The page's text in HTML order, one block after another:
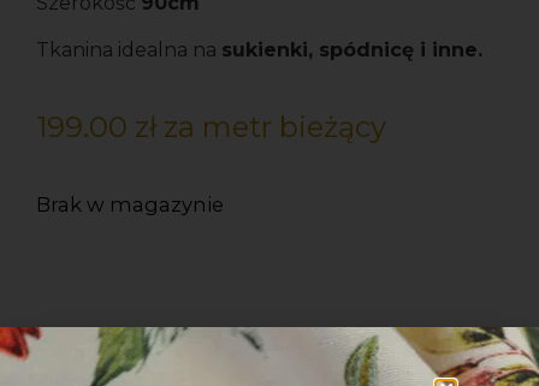
Tkanina idealna na sukienki, spódnicę i inne.
199.00 zł za metr bieżący
Brak w magazynie